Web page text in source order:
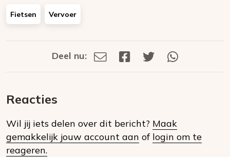
Fietsen Vervoer
Deel
social
Deel nu:
Deel
Deel
Deel
Reacties
Wil jij iets delen over dit bericht? Maak
gemakkelijk jouw account aan of login om te
reageren.